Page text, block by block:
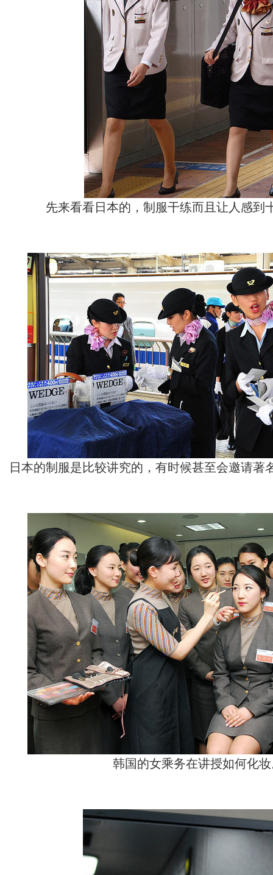
先来看看日本的，制服干练而且让人感到
日本的制服是比较讲究的，有时候甚至会邀请著
韩国的女乘务在讲授如何化